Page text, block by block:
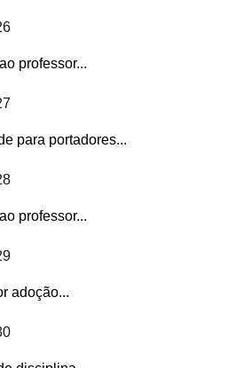
professor...
para portadores...
professor...
adoção...